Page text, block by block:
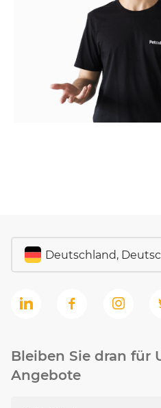
Bleiben Sie dran für
Angebote